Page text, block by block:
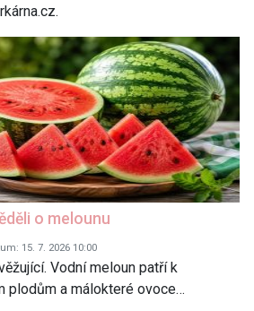
o melounu
15. 7. 2026 10:00
Vodní meloun patří k
plodům a málokteré ovoce…